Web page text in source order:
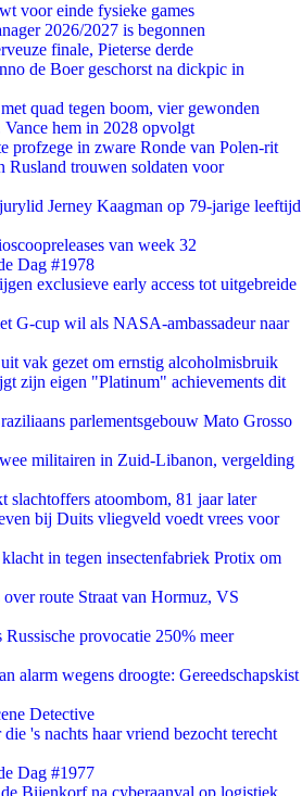
voor einde fysieke games
2026/2027 is begonnen
finale, Pieterse derde
de Boer geschorst na dickpic in
quad tegen boom, vier gewonden
hem in 2028 opvolgt
profzege in zware Ronde van Polen-rit
Rusland trouwen soldaten voor
Jerney Kaagman op 79-jarige leeftijd
van week 32
Dag #1978
exclusieve early access tot uitgebreide
G-cup wil als NASA-ambassadeur naar
vak gezet om ernstig alcoholmisbruik
zijn eigen "Platinum" achievements dit
parlementsgebouw Mato Grosso
militairen in Zuid-Libanon, vergelding
slachtoffers atoombom, 81 jaar later
bij Duits vliegveld voedt vrees voor
in tegen insectenfabriek Protix om
over route Straat van Hormuz, VS
provocatie 250% meer
alarm wegens droogte: Gereedschapskist
Detective
's nachts haar vriend bezocht terecht
Dag #1977
Bijenkorf na cyberaanval op logistiek